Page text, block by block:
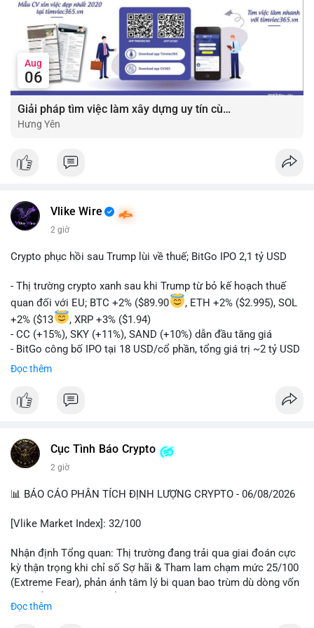
Aug
06
Giải pháp tìm việc làm xây dựng uy tín cùng mức lương thưởng hấp dẫn ?️
Hưng Yên
Vlike Wire
2 giờ
Crypto phục hồi sau Trump lùi về thuế; BitGo IPO 2,1 tỷ USD
- Thị trường crypto xanh sau khi Trump từ bỏ kế hoạch thuế
quan đối với EU; BTC +2% ($89.90
, ETH +2% ($2.995), SOL
+2% ($13
, XRP +3% ($1.94)
- CC (+15%), SKY (+11%), SAND (+10%) dẫn đầu tăng giá
- BitGo công bố IPO tại 18 USD/cổ phần, tổng giá trị ~2 tỷ USD
- Vitalik Buterin đề xuất DVT staking bản địa để tăng cường
bảo mật và phi tập trung Ethereum
- Hong Kong phát hành giấy phép stablecoin mới với yêu cầu
tuân thủ nghiêm ngặt
- Trump hy vọng ký vào luật cấu trúc thị trường crypto sớm
nonostante sự bất đồng trong Quốc hội
- Saga’s EVM blockchain ngừng hoạt động sau cuộc tấn công
- Steak ’n Shake cho phép nhân viên nhận lương một phần dưới
#binancesquare #cryptonews
#steaknshake
$btc $eth $sol $xrp $cc#cc$sky#sky$sand#sand
#vlikevn
Đọc thêm
Cục Tình Báo Crypto
2 giờ
📊 BÁO CÁO PHÂN TÍCH ĐỊNH LƯỢNG CRYPTO - 06/08/2026
[Vlike Market Index]: 32/100
Nhận định Tổng quan: Thị trường đang trải qua giai đoán cực
kỳ thận trọng khi chỉ số Sợ hãi & Tham lam chạm mức 25/100
(Extreme Fear), phản ánh tâm lý bi quan bao trùm dù dòng vốn
Đọc thêm